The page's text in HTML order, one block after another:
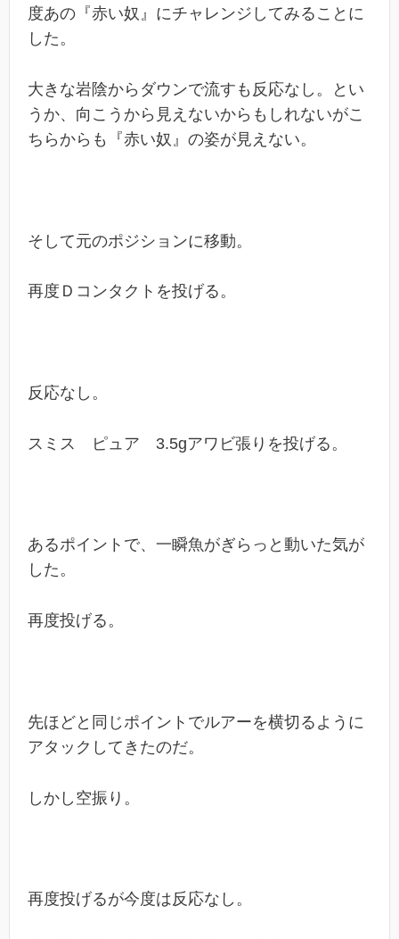
度あの『赤い奴』にチャレンジしてみることに
した。
大きな岩陰からダウンで流すも反応なし。とい
うか、向こうから見えないからもしれないがこ
ちらからも『赤い奴』の姿が見えない。
そして元のポジションに移動。
再度Ｄコンタクトを投げる。
反応なし。
スミス ピュア 3.5gアワビ張りを投げる。
あるポイントで、一瞬魚がぎらっと動いた気が
した。
再度投げる。
先ほどと同じポイントでルアーを横切るように
アタックしてきたのだ。
しかし空振り。
再度投げるが今度は反応なし。